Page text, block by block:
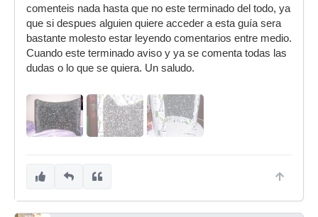
comenteis nada hasta que no este terminado del todo, ya
que si despues alguien quiere acceder a esta guía sera
bastante molesto estar leyendo comentarios entre medio.
Cuando este terminado aviso y ya se comenta todas las
dudas o lo que se quiera. Un saludo.